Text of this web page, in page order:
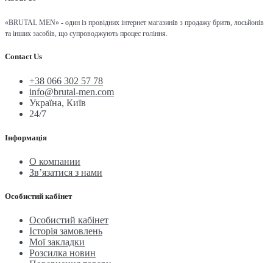
«BRUTAL MEN» - один із провідних інтернет магазинів з продажу бритв, лосьйонів
та інших засобів, що супроводжують процес гоління.
Contact Us
+38 066 302 57 78
info@brutal-men.com
Україна, Київ
24/7
Інформація
О компании
Зв’язатися з нами
Особистий кабінет
Особистий кабінет
Історія замовлень
Мої закладки
Розсилка новин